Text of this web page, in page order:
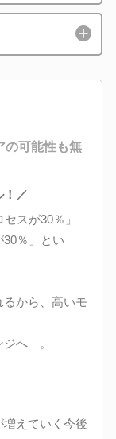
の可能性も無
！／
スが30％」
30％」とい
から、高いモ
へ―。
えていく今後